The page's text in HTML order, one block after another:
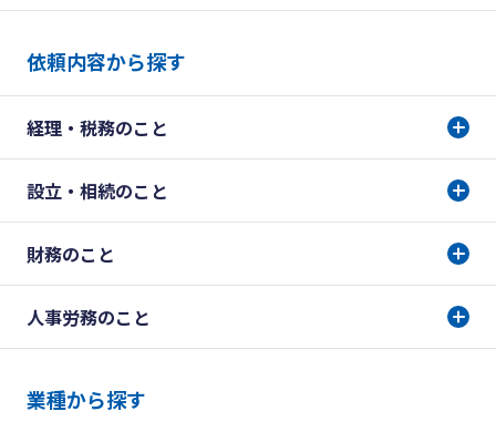
依頼内容から探す
経理・税務のこと
設立・相続のこと
財務のこと
人事労務のこと
業種から探す